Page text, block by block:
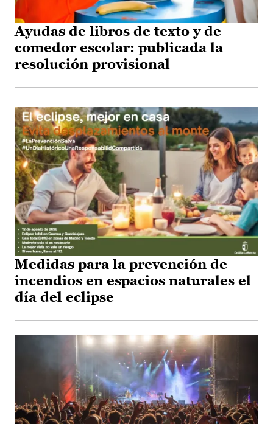
Ayudas de libros de texto y de
comedor escolar: publicada la
resolución provisional
Medidas para la prevención de
incendios en espacios naturales el
día del eclipse